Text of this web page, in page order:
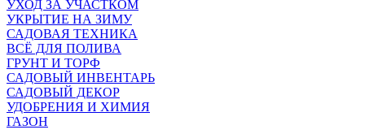
УХОД ЗА УЧАСТКОМ
УКРЫТИЕ НА ЗИМУ
САДОВАЯ ТЕХНИКА
ВСЁ ДЛЯ ПОЛИВА
ГРУНТ И ТОРФ
САДОВЫЙ ИНВЕНТАРЬ
САДОВЫЙ ДЕКОР
УДОБРЕНИЯ И ХИМИЯ
ГАЗОН